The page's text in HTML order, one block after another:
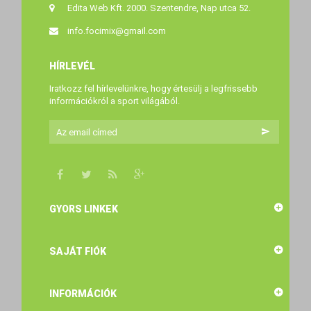
Edita Web Kft. 2000. Szentendre, Nap utca 52.
info.focimix@gmail.com
HÍRLEVÉL
Iratkozz fel hírlevelünkre, hogy értesülj a legfrissebb
információkról a sport világából.
GYORS LINKEK
SAJÁT FIÓK
INFORMÁCIÓK